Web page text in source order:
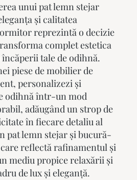
unuipat lemn stejar
și calitatea
reprezintă o decizie
complet estetica
tale de odihnă.
piese de mobilier de
personalizezi și
odihnă într-un mod
adăugând un strop de
în fiecare detaliu al
pat lemn stejarși bucură-
reflectă rafinamentul și
mediu propice relaxării și
de lux și eleganță.